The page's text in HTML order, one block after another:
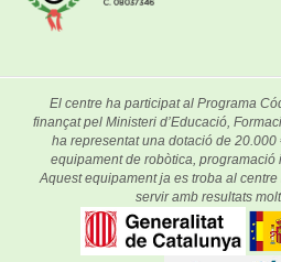
El centre ha participat al Programa
finançat pel Ministeri d’Educació,
ha representat una dotació de 20.000
equipament de robòtica,
Aquest equipament ja es troba al
servir amb resultats